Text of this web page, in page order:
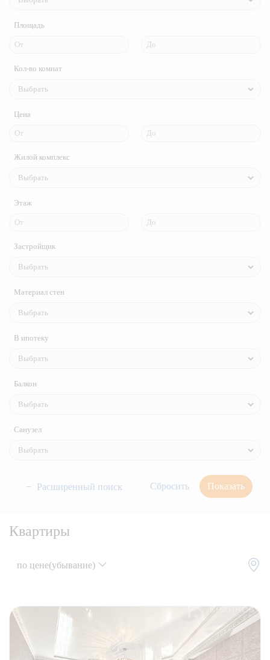
Площадь
Кол-во комнат
Цена
Жилой комплекс
Этаж
Застройщик
Материал стен
В ипотеку
Балкон
Санузел
Расширенный поиск Показать
Квартиры
по цене(убывание)